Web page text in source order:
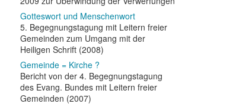
Gotteswort und Menschenwort
5. Begegnungstagung mit Leitern freier
Gemeinden zum Umgang mit der
Heiligen Schrift (2008)
Gemeinde = Kirche ?
Bericht von der 4. Begegnungstagung
des Evang. Bundes mit Leitern freier
Gemeinden (2007)